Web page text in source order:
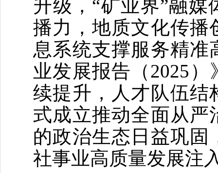
升级 ， “矿业界”融媒
播力，地质文化传播
息系统支撑服务精准
业发展报告（2025 ）
续提升，人才队伍结
式成立推动全面从严
的政治生态日益巩固
社事业高质量发展注